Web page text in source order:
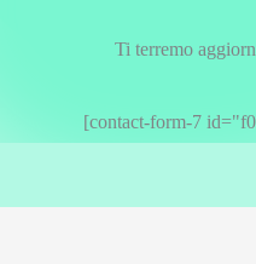
Ti terremo
[contact-form-7